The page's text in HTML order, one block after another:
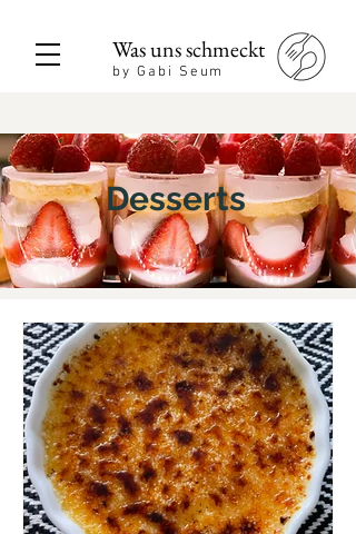
Was uns schmeckt
by Gabi Seum
Desserts